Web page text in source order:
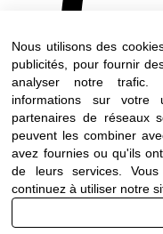
Nous utilisons des
publicités, pour fournir
analyser notre trafic.
informations sur
partenaires de réseaux
peuvent les combiner
avez fournies ou qu'ils
de leurs services.
continuez à utiliser notre